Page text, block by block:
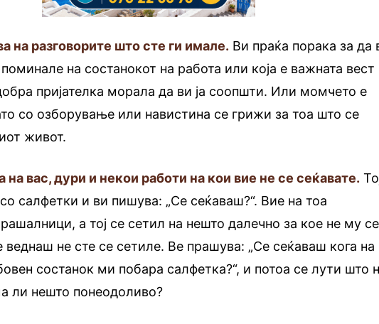
на разговорите што сте ги имале. Ви праќа порака за да
на состанокот на работа или која е важната вест
пријателка морала да ви ја соопшти. Или момчето е
со озборување или навистина се грижи за тоа што се
живот.
на вас, дури и некои работи на кои вие не се сеќавате.
салфетки и ви пишува: „Се сеќаваш?“. Вие на тоа
а тој се сетил на нешто далечно за кое не му се
веднаш не сте се сетиле. Ве прашува: „Се сеќаваш кога на
состанок ми побара салфетка?“, и потоа се лути што
ли нешто понеодоливо?